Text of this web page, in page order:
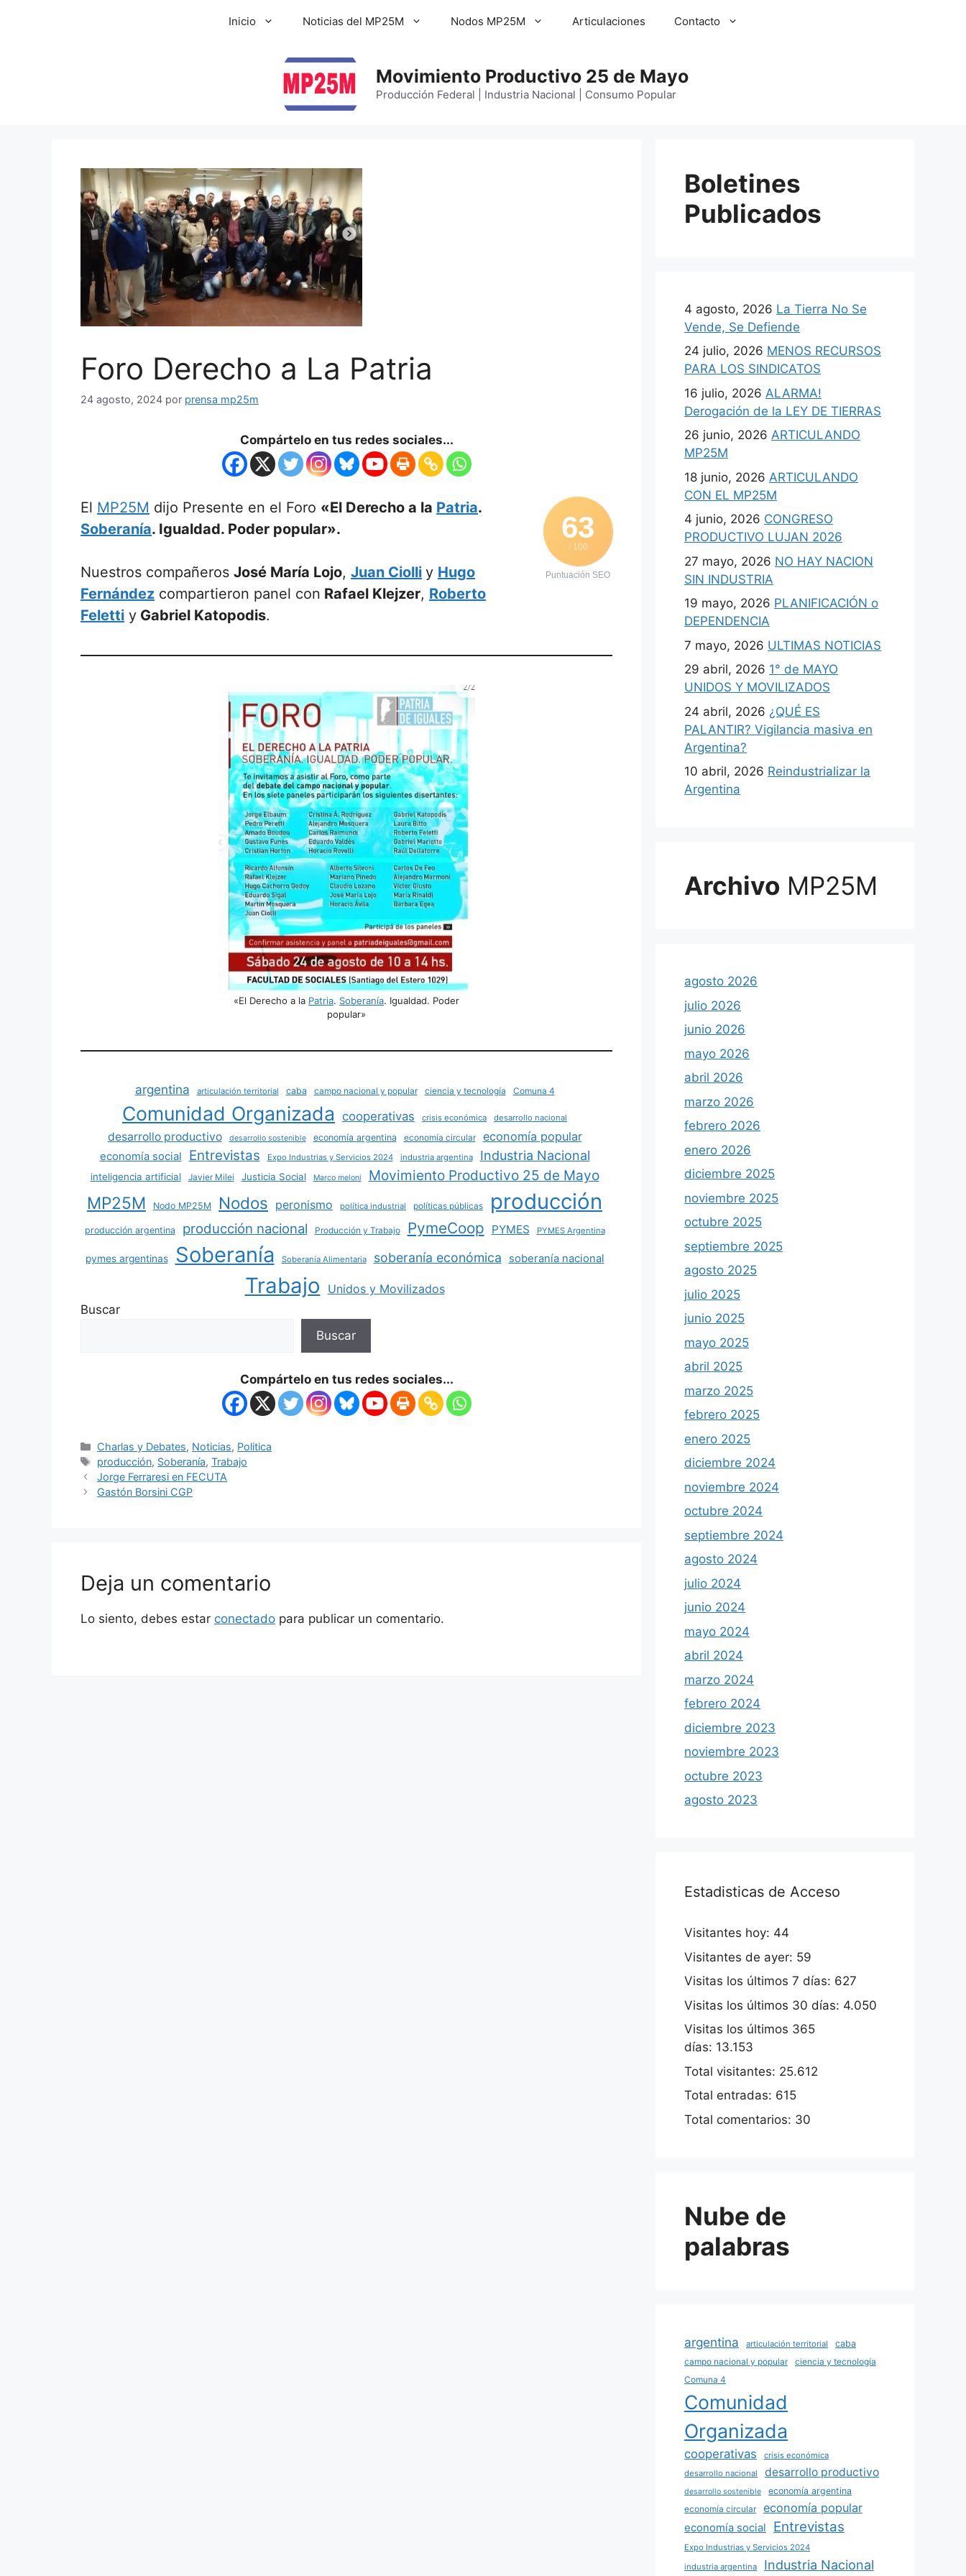
Inicio Noticias del MP25M Nodos MP25M Articulaciones Contacto
Movimiento Productivo 25 de Mayo
Producción Federal | Industria Nacional | Consumo Popular
Foro Derecho a La Patria
24 agosto, 2024 por prensa mp25m
Compártelo en tus redes sociales...
63
/ 100
Puntuación SEO
El MP25M dijo Presente en el Foro «El Derecho a la Patria.
Soberanía. Igualdad. Poder popular».
Nuestros compañeros José María Lojo, Juan Ciolli y Hugo
Fernández compartieron panel con Rafael Klejzer, Roberto
Feletti y Gabriel Katopodis.
«El Derecho a la Patria. Soberanía. Igualdad. Poder
popular»
argentina articulación territorial caba campo nacional y popular ciencia y tecnología Comuna 4
Comunidad Organizada cooperativas crisis económica desarrollo nacional
desarrollo productivo desarrollo sostenible economía argentina economía circular economía popular
economía social Entrevistas Expo Industrias y Servicios 2024 industria argentina Industria Nacional
inteligencia artificial Javier Milei Justicia Social Marco meloni Movimiento Productivo 25 de Mayo
MP25M Nodo MP25M Nodos peronismo política industrial políticas públicas producción
producción argentina producción nacional Producción y Trabajo PymeCoop PYMES PYMES Argentina
pymes argentinas Soberanía Soberanía Alimentaria soberanía económica soberanía nacional
Trabajo
Unidos y Movilizados
Buscar
Buscar
Compártelo en tus redes sociales...
Charlas y Debates, Noticias, Politica
producción, Soberanía,Trabajo
Jorge Ferraresi en FECUTA
Gastón Borsini CGP
Deja un comentario
Lo siento, debes estar conectado para publicar un comentario.
Boletines
Publicados
4 agosto, 2026 La Tierra No Se
Vende, Se Defiende
24 julio, 2026 MENOS RECURSOS
PARA LOS SINDICATOS
16 julio, 2026 ALARMA!
Derogación de la LEY DE TIERRAS
26 junio, 2026 ARTICULANDO
MP25M
18 junio, 2026 ARTICULANDO
CON EL MP25M
4 junio, 2026 CONGRESO
PRODUCTIVO LUJAN 2026
27 mayo, 2026 NO HAY NACION
SIN INDUSTRIA
19 mayo, 2026 PLANIFICACIÓN o
DEPENDENCIA
7 mayo, 2026 ULTIMAS NOTICIAS
29 abril, 2026 1° de MAYO
UNIDOS Y MOVILIZADOS
24 abril, 2026 ¿QUÉ ES
PALANTIR? Vigilancia masiva en
Argentina?
10 abril, 2026 Reindustrializar la
Argentina
Archivo MP25M
agosto 2026
julio 2026
junio 2026
mayo 2026
abril 2026
marzo 2026
febrero 2026
enero 2026
diciembre 2025
noviembre 2025
octubre 2025
septiembre 2025
agosto 2025
julio 2025
junio 2025
mayo 2025
abril 2025
marzo 2025
febrero 2025
enero 2025
diciembre 2024
noviembre 2024
octubre 2024
septiembre 2024
agosto 2024
julio 2024
junio 2024
mayo 2024
abril 2024
marzo 2024
febrero 2024
diciembre 2023
noviembre 2023
octubre 2023
agosto 2023
Estadisticas de Acceso
Visitantes hoy: 44
Visitantes de ayer: 59
Visitas los últimos 7 días: 627
Visitas los últimos 30 días: 4.050
Visitas los últimos 365
días: 13.153
Total visitantes: 25.612
Total entradas: 615
Total comentarios: 30
Nube de
palabras
argentina articulación territorial
caba
campo nacional y popular
ciencia y tecnología
Comuna 4
Comunidad
Organizada
cooperativas
crisis económica
desarrollo nacional
desarrollo productivo
desarrollo sostenible
economía argentina
economía circular
economía popular
economía social Entrevistas
Expo Industrias y Servicios 2024
industria argentina
Industria Nacional